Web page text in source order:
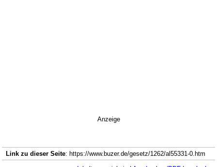
Anzeige
Link zu dieser Seite: https://www.buzer.de/gesetz/1262/al55331-0.htm